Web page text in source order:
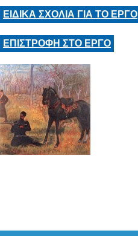
ΕΙΔΙΚΑ ΣΧΟΛΙΑ ΓΙΑ ΤΟ ΕΡΓΟ
ΕΠΙΣΤΡΟΦΗ ΣΤΟ ΕΡΓΟ